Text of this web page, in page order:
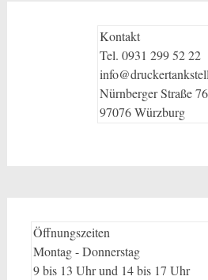
Kontakt
Tel. 0931 299 52 22
Nürnberger Straße 76
97076 Würzburg
Öffnungszeiten
Montag - Donnerstag
9 bis 13 Uhr und 14 bis 17 Uhr